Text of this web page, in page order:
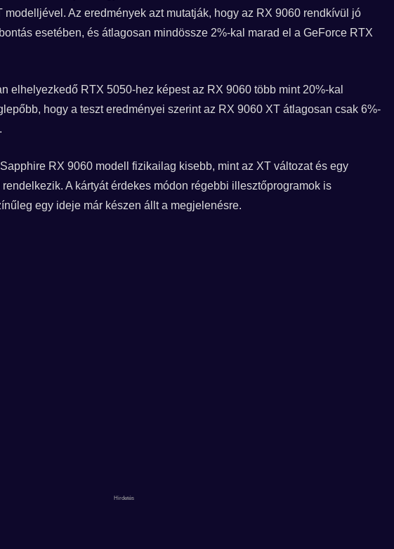
modelljével. Az eredmények azt mutatják, hogy az RX 9060 rendkívül jó
esetében, és átlagosan mindössze 2%-kal marad el a GeForce RTX
elhelyezkedő RTX 5050-hez képest az RX 9060 több mint 20%-kal
hogy a teszt eredményei szerint az RX 9060 XT átlagosan csak 6%-
RX 9060 modell fizikailag kisebb, mint az XT változat és egy
A kártyát érdekes módon régebbi illesztőprogramok is
egy ideje már készen állt a megjelenésre.